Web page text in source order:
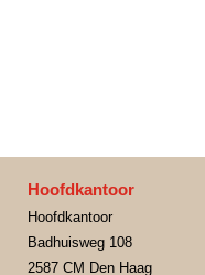
Hoofdkantoor
Hoofdkantoor
Badhuisweg 108
2587 CM Den Haag